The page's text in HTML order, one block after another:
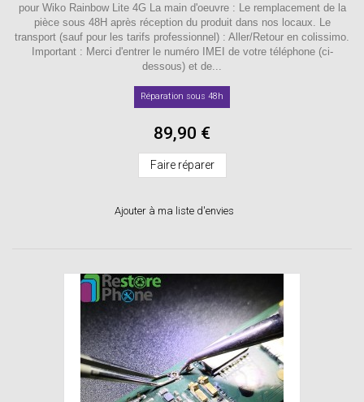
pour Wiko Rainbow Lite 4G La main d'oeuvre : Le remplacement de la
pièce sous 48H après réception du produit dans nos locaux. Le
transport (sauf pour les tarifs professionnel) : Aller/Retour en colissimo.
Important : Merci d'entrer le numéro IMEI de votre téléphone (ci-
dessous) et de...
Réparation sous 48h
89,90 €
Faire réparer
Ajouter à ma liste d'envies